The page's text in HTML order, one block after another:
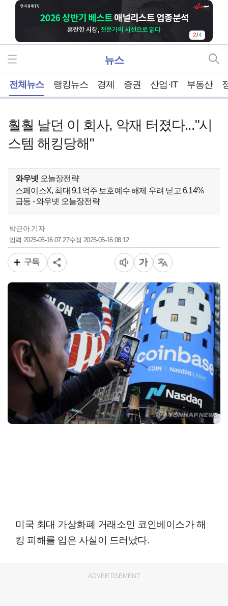
2/4
뉴스
전체뉴스 랭킹뉴스 경제 증권 산업·IT 부동산
훨훨 날던 이 회사, 악재 터졌다..."시
스템 해킹당해"
와우넷 오늘장전략
스페이스X, 최대 9.1억주 보호예수 해제 우려 딛고 6.14%
급등 - 와우넷 오늘장전략
박근아 기자
입력 2025-05-16 07:27수정 2025-05-16 08:12
구독
미국 최대 가상화폐 거래소인 코인베이스가 해
킹 피해를 입은 사실이 드러났다.
ADVERTISEMENT